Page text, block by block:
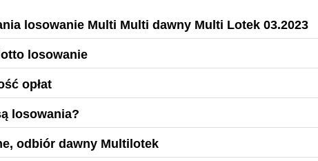
losowanie Multi Multi dawny Multi Lotek 03.2023
losowanie
opłat
losowania?
odbiór dawny Multilotek